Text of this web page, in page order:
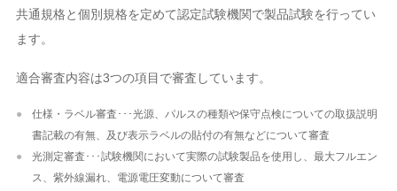
共通規格と個別規格を定めて認定試験機関で製品試験を行ってい
ます。
適合審査内容は3つの項目で審査しています。
仕様・ラベル審査･･･光源、パルスの種類や保守点検についての取扱説明
書記載の有無、及び表示ラベルの貼付の有無などについて審査
光測定審査･･･試験機関において実際の試験製品を使用し、最大フルエン
ス、紫外線漏れ、電源電圧変動について審査